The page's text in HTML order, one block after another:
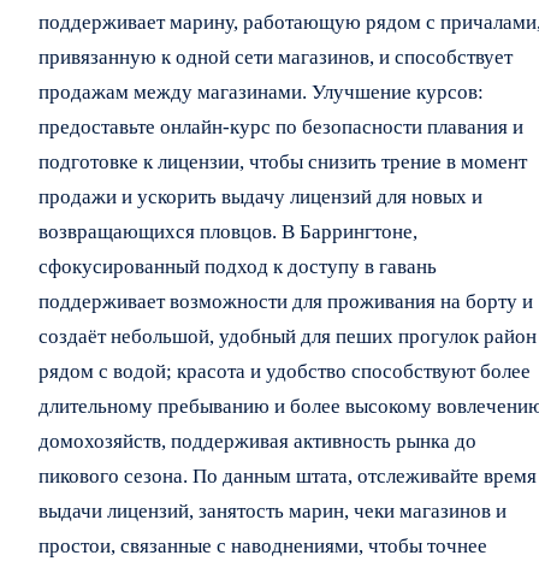
поддерживает марину, работающую рядом с
привязанную к одной сети магазинов, и способствует
продажам между магазинами. Улучшение курсов:
предоставьте онлайн-курс по безопасности плавания и
подготовке к лицензии, чтобы снизить трение в момент
продажи и ускорить выдачу лицензий для новых и
возвращающихся пловцов. В Баррингтоне,
сфокусированный подход к доступу в гавань
поддерживает возможности для проживания на борту и
создаёт небольшой, удобный для пеших прогулок район
рядом с водой; красота и удобство способствуют более
длительному пребыванию и более высокому
домохозяйств, поддерживая активность рынка до
пикового сезона. По данным штата, отслеживайте время
выдачи лицензий, занятость марин, чеки магазинов и
простои, связанные с наводнениями, чтобы точнее